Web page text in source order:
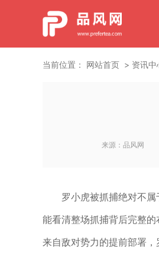
当前位置： 网站首页 资讯中
来源： 品风网
罗小虎被抓捕绝对不
能看清整场抓捕背后完整
来自敌对势力的提前部署